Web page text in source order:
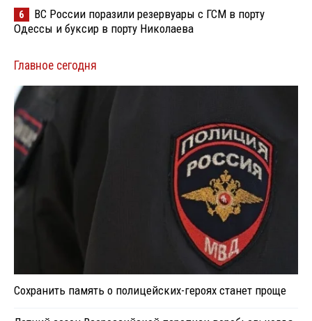
6
ВС России поразили резервуары с ГСМ в порту
Одессы и буксир в порту Николаева
Главное сегодня
Сохранить память о полицейских-героях станет проще